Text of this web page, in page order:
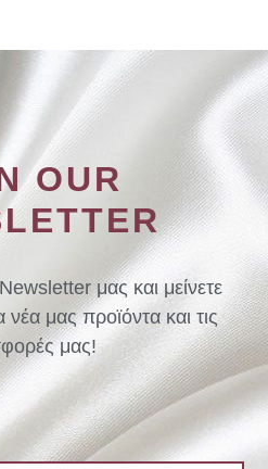
OUR
μας και μείνετε
νέα μας προϊόντα και τις
μας!